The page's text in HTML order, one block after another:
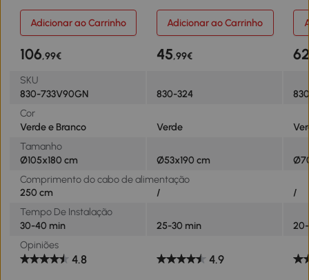
Ramos e Base Dobrável
Verde
Ignífugos Base Dobrável e
Suporte Metálico
Ø53x190 cm Verde
Adicionar ao Carrinho Adicionar ao Carrinho
106,99€ 45,99€
SKU
830-733V90GN
830-324
Cor
Verde e Branco
Verde
Tamanho
Ø105x180 cm
Ø53x190 cm
Comprimento do cabo de alimentação
250 cm
/
/
Tempo De Instalação
30-40 min
25-30 min
Opiniões
4.8 4.9